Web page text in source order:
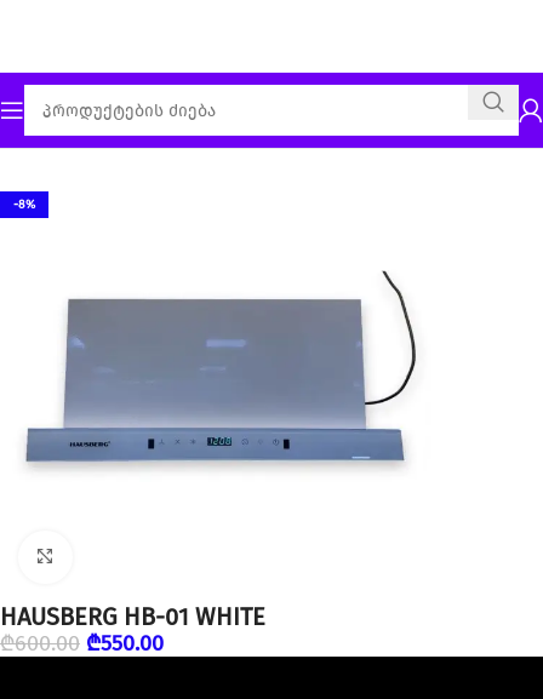
მთავარი გამწოვი
-8%
HAUSBERG HB-01 WHITE
₾600.00 ₾550.00